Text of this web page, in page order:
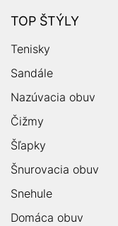
TOP ŠTÝLY
Tenisky
Sandále
Nazúvacia obuv
Čižmy
Šľapky
Šnurovacia obuv
Snehule
Domáca obuv